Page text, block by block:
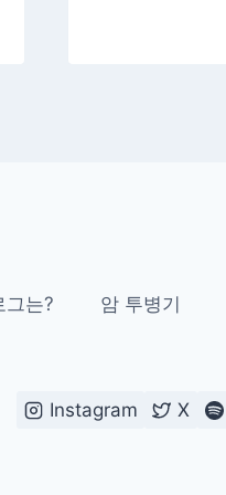
그는? 암 투병기
Instagram X